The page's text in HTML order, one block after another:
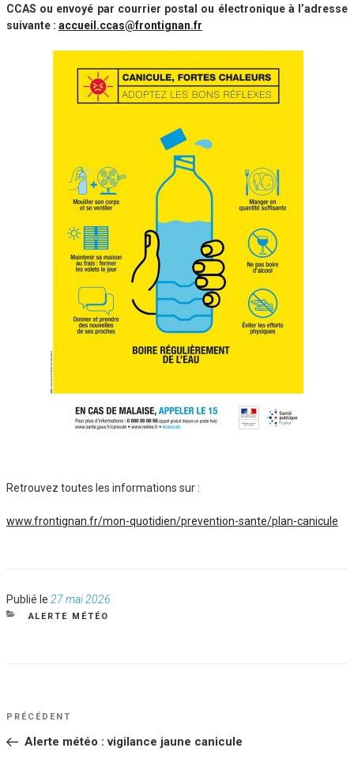
CCAS ou envoyé par courrier postal ou électronique à l’adresse
suivante : accueil.ccas@frontignan.fr
Retrouvez toutes les informations sur :
www.frontignan.fr/mon-quotidien/prevention-sante/plan-canicule
Publié le Publié
le
27 mai 2026
CATÉGORIES
ALERTE MÉTÉO
NAVIGATION
DE
Article
PRÉCÉDENT
Alerte météo : vigilance jaune canicule